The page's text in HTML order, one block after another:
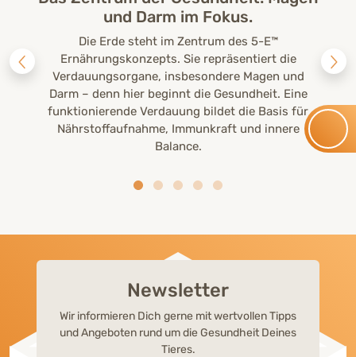
und Darm im Fokus.
Die Erde steht im Zentrum des 5-E™
Ernährungskonzepts. Sie repräsentiert die
Verdauungsorgane, insbesondere Magen und
Darm – denn hier beginnt die Gesundheit. Eine
funktionierende Verdauung bildet die Basis für
Nährstoffaufnahme, Immunkraft und innere
Balance.
Newsletter
Wir informieren Dich gerne mit wertvollen Tipps
und Angeboten rund um die Gesundheit Deines
Tieres.